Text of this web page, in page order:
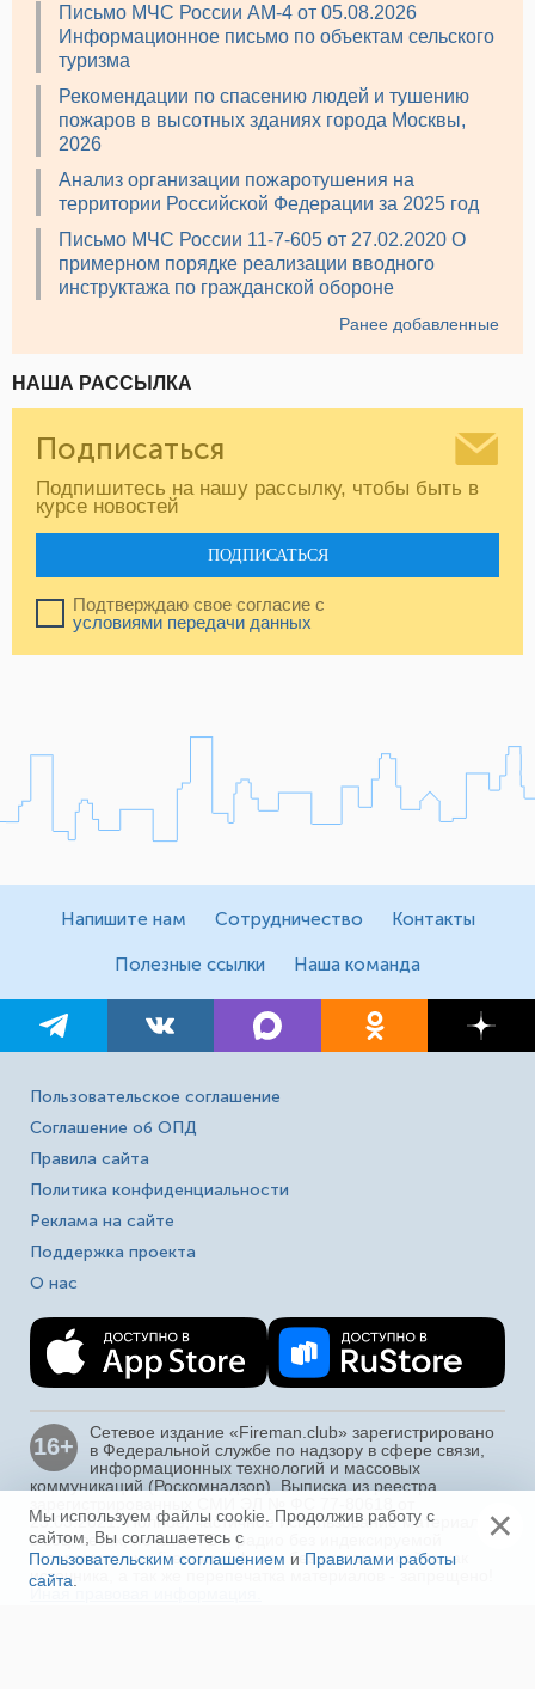
Письмо МЧС России АМ-4 от 05.08.2026
Информационное письмо по объектам сельского
туризма
Рекомендации по спасению людей и тушению
пожаров в высотных зданиях города Москвы,
2026
Анализ организации пожаротушения на
территории Российской Федерации за 2025 год
Письмо МЧС России 11-7-605 от 27.02.2020 О
примерном порядке реализации вводного
инструктажа по гражданской обороне
Ранее добавленные
НАША РАССЫЛКА
Подписаться
Подпишитесь на нашу рассылку, чтобы быть в
курсе новостей
ПОДПИСАТЬСЯ
Подтверждаю свое согласие с
условиями передачи данных
Напишите нам Сотрудничество Контакты
Полезные ссылки Наша команда
Пользовательское соглашение
Соглашение об ОПД
Правила сайта
Политика конфиденциальности
Реклама на сайте
Поддержка проекта
О нас
16+
Сетевое издание «Fireman.club» зарегистрировано
в Федеральной службе по надзору в сфере связи,
информационных технологий и массовых
коммуникаций (Роскомнадзор). Выписка из реестра
23.03.2021. Полное, частичное использование материалов
в соц. сетях, печати, ТВ и радио без индексируемой
гиперссылки на fireman.club или без указания сайта как
источника, а так же перепечатка материалов - запрещено!
Мы используем файлы cookie. Продолжив работу с
сайтом, Вы соглашаетесь с
Пользовательским соглашением и Правилами работы
сайта
×